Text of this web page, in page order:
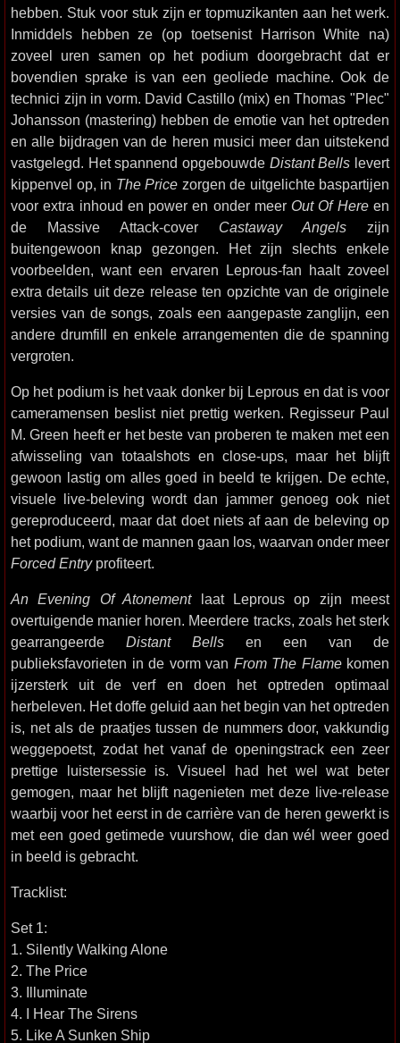
hebben. Stuk voor stuk zijn er topmuzikanten aan het werk.
Inmiddels hebben ze (op toetsenist Harrison White na)
zoveel uren samen op het podium doorgebracht dat er
bovendien sprake is van een geoliede machine. Ook de
technici zijn in vorm. David Castillo (mix) en Thomas "Plec"
Johansson (mastering) hebben de emotie van het optreden
en alle bijdragen van de heren musici meer dan uitstekend
vastgelegd. Het spannend opgebouwde Distant Bells levert
kippenvel op, in The Price zorgen de uitgelichte baspartijen
voor extra inhoud en power en onder meer Out Of Hereen
de Massive Attack-cover Castaway Angels zijn
buitengewoon knap gezongen. Het zijn slechts enkele
voorbeelden, want een ervaren Leprous-fan haalt zoveel
extra details uit deze release ten opzichte van de originele
versies van de songs, zoals een aangepaste zanglijn, een
andere drumfill en enkele arrangementen die de spanning
vergroten.
Op het podium is het vaak donker bij Leprous en dat is voor
cameramensen beslist niet prettig werken. Regisseur Paul
M. Green heeft er het beste van proberen te maken met een
afwisseling van totaalshots en close-ups, maar het blijft
gewoon lastig om alles goed in beeld te krijgen. De echte,
visuele live-beleving wordt dan jammer genoeg ook niet
gereproduceerd, maar dat doet niets af aan de beleving op
het podium, want de mannen gaan los, waarvan onder meer
Forced Entryprofiteert.
An Evening Of Atonementlaat Leprous op zijn meest
overtuigende manier horen. Meerdere tracks, zoals het sterk
gearrangeerde Distant Bells en een van de
publieksfavorieten in de vorm van From The Flamekomen
ijzersterk uit de verf en doen het optreden optimaal
herbeleven. Het doffe geluid aan het begin van het optreden
is, net als de praatjes tussen de nummers door, vakkundig
weggepoetst, zodat het vanaf de openingstrack een zeer
prettige luistersessie is. Visueel had het wel wat beter
gemogen, maar het blijft nagenieten met deze live-release
waarbij voor het eerst in de carrière van de heren gewerkt is
met een goed getimede vuurshow, die dan wél weer goed
in beeld is gebracht.
Tracklist:
Set 1:
1. Silently Walking Alone
2. The Price
3. Illuminate
4. I Hear The Sirens
5. Like A Sunken Ship